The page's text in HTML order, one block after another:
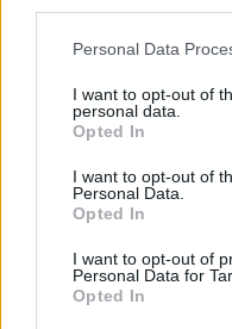
Personal Data
I want to opt-out of
personal data.
Opted In
I want to opt-out of
Personal Data.
Opted In
I want to opt-out of
Personal Data for
Opted In
dell’eccellenza ligure
5 Dicembre 2024